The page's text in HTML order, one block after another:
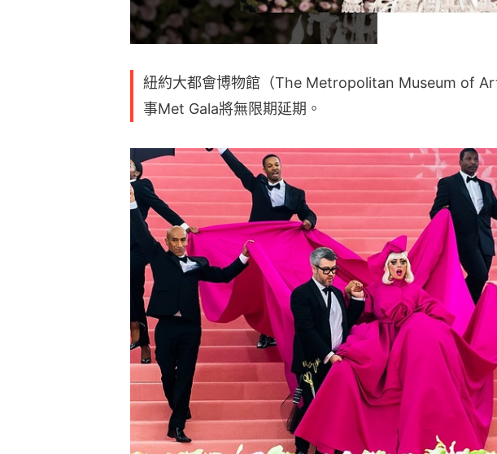
紐約大都會博物館（The Metropolitan Museum of
事Met Gala將無限期延期。